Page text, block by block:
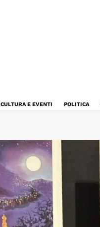
CULTURA E EVENTI POLITICA